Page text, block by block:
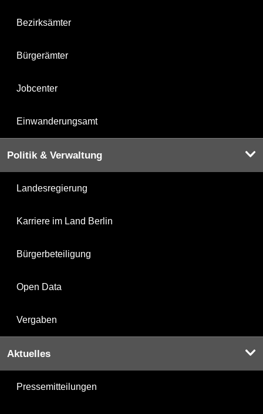
Bezirksämter
Bürgerämter
Jobcenter
Einwanderungsamt
Politik & Verwaltung
Landesregierung
Karriere im Land Berlin
Bürgerbeteiligung
Open Data
Vergaben
Aktuelles
Pressemitteilungen